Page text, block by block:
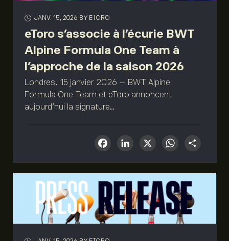
JANV. 15, 2026 BY ETORO
eToro s’associe à l’écurie BWT
Alpine Formula One Team à
l’approche de la saison 2026
Londres, 15 janvier 2026 – BWT Alpine
Formula One Team et eToro annoncent
aujourd’hui la signature...
Facebook
LinkedIn
X